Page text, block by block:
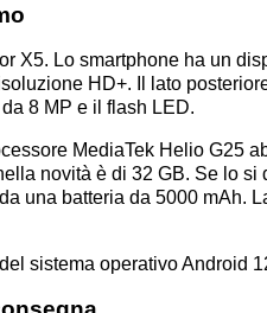
X5. Lo smartphone ha un
HD+. Il lato
8 MP e il flash LED.
MediaTek Helio G25
novità è di 32 GB. Se lo si
una batteria da 5000 mAh.
sistema operativo Android